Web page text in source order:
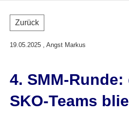
Zurück
19.05.2025 , Angst Markus
4. SMM-
SKO-Teams